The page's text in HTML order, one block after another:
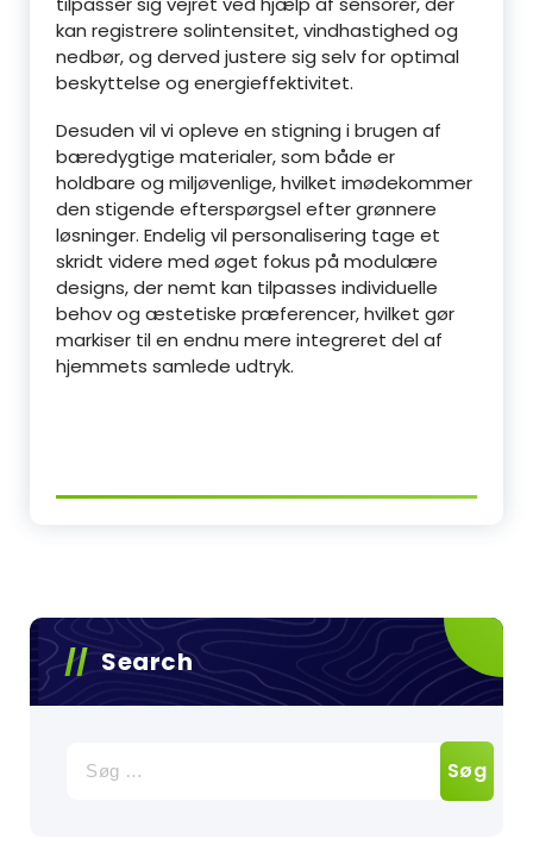
kan registrere solintensitet, vindhastighed og
nedbør, og derved justere sig selv for optimal
beskyttelse og energieffektivitet.
Desuden vil vi opleve en stigning i brugen af
bæredygtige materialer, som både er
holdbare og miljøvenlige, hvilket imødekommer
den stigende efterspørgsel efter grønnere
løsninger. Endelig vil personalisering tage et
skridt videre med øget fokus på modulære
designs, der nemt kan tilpasses individuelle
behov og æstetiske præferencer, hvilket gør
markiser til en endnu mere integreret del af
hjemmets samlede udtryk.
Search
efter: